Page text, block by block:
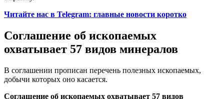
Читайте нас в Telegram: главные новости коротко
Соглашение об ископаемых
охватывает 57 видов минералов
В соглашении прописан перечень полезных ископаемых,
добычи которых оно касается.
Соглашение об ископаемых охватывает 57 видов